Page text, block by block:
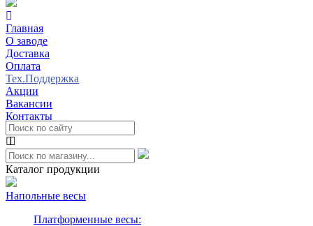
Главная
О заводе
Доставка
Оплата
Тех.Поддержка
Акции
Вакансии
Контакты
Каталог продукции
Напольные весы
Платформенные весы: